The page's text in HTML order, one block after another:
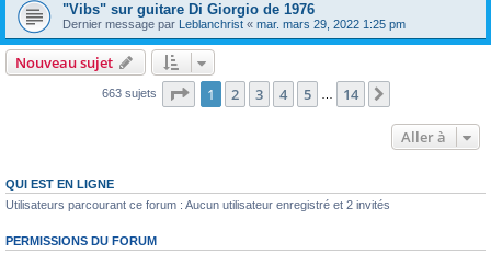
"Vibs" sur guitare Di Giorgio de 1976
Dernier message par Leblanchrist « mar. mars 29, 2022 1:25 pm
Nouveau sujet
663 sujets Page 1sur14
1 2 3 4 5 14
Aller à
QUI EST EN LIGNE
Utilisateurs parcourant ce forum : Aucun utilisateur enregistré et 2 invités
PERMISSIONS DU FORUM